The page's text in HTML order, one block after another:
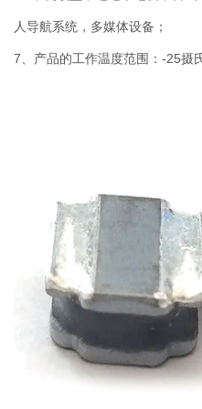
人导航系统，多媒体设备；
7、产品的工作温度范围：-25摄